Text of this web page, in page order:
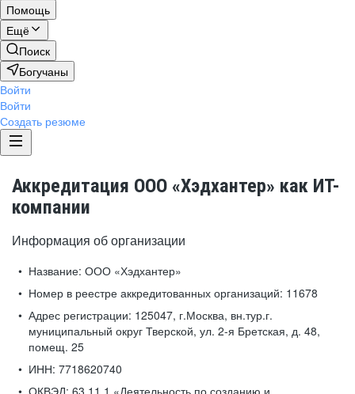
Помощь
Ещё
Поиск
Богучаны
Войти
Войти
Создать резюме
Аккредитация ООО «Хэдхантер» как ИТ-
компании
Информация об организации
Название: ООО «Хэдхантер»
Номер в реестре аккредитованных организаций: 11678
Адрес регистрации: 125047, г.Москва, вн.тур.г.
муниципальный округ Тверской, ул. 2-я Бретская, д. 48,
помещ. 25
ИНН: 7718620740
ОКВЭД: 63.11.1 «Деятельность по созданию и